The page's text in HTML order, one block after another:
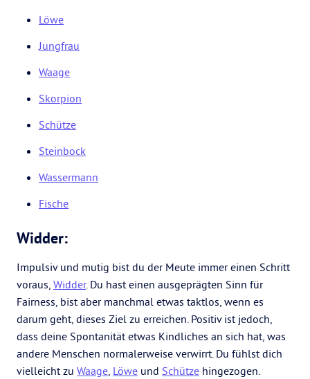
Löwe
Jungfrau
Waage
Skorpion
Schütze
Steinbock
Wassermann
Fische
Widder:
Impulsiv und mutig bist du der Meute immer einen Schritt
voraus, Widder. Du hast einen ausgeprägten Sinn für
Fairness, bist aber manchmal etwas taktlos, wenn es
darum geht, dieses Ziel zu erreichen. Positiv ist jedoch,
dass deine Spontanität etwas Kindliches an sich hat, was
andere Menschen normalerweise verwirrt. Du fühlst dich
vielleicht zu Waage, Löwe und Schütze hingezogen.